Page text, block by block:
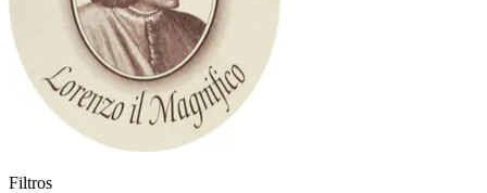
Filtros